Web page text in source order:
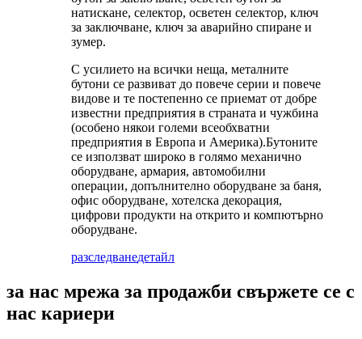
натискане, селектор, осветен селектор, ключ
за заключване, ключ за аварийно спиране и
зумер.
С усилието на всички неща, металните
бутони се развиват до повече серии и повече
видове и те постепенно се приемат от добре
известни предприятия в страната и чужбина
(особено някои големи всеобхватни
предприятия в Европа и Америка).Бутоните
се използват широко в голямо механично
оборудване, армария, автомобилни
операции, допълнително оборудване за баня,
офис оборудване, хотелска декорация,
цифрови продукти на открито и компютърно
оборудване.
разследванедетайл
за нас мрежа за продажби свържете се с
нас кариери